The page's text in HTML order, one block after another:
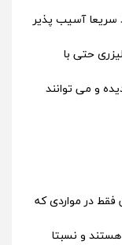
سریعا آسیب پذیر
حتی با
و می توانند
فقط در مواردی که
هستند و نسبتا